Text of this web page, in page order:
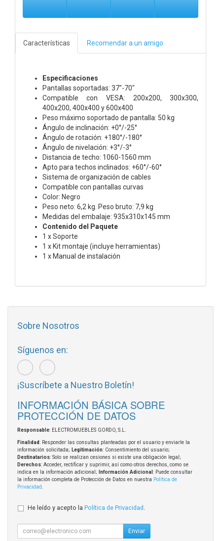
Características Recomendar a un amigo
Especificaciones
Pantallas soportadas: 37"-70"
Compatible con VESA: 200x200, 300x300,
400x200, 400x400 y 600x400
Peso máximo soportado de pantalla: 50 kg
Ángulo de inclinación: +0°/-25°
Ángulo de rotación: +180°/-180°
Ángulo de nivelación: +3°/-3°
Distancia de techo: 1060-1560 mm
Apto para techos inclinados: +60°/-60°
Sistema de organización de cables
Compatible con pantallas curvas
Color: Negro
Peso neto: 6,2 kg. Peso bruto: 7,9 kg
Medidas del embalaje: 935x310x145 mm
Contenido del Paquete
1 x Soporte
1 x Kit montaje (incluye herramientas)
1 x Manual de instalación
Sobre Nosotros
Síguenos en:
¡Suscríbete a Nuestro Boletín!
INFORMACIÓN BÁSICA SOBRE
PROTECCIÓN DE DATOS
Responsable: ELECTROMUEBLES GORDO, S.L.
Finalidad: Responder las consultas planteadas por el usuario y enviarle la
información solicitada; Legitimación: Consentimiento del usuario;
Destinatarios: Solo se realizan cesiones si existe una obligación legal;
Derechos: Acceder, rectificar y suprimir, así como otros derechos, como se
indica en la información adicional;
Información Adicional : Puede consultar
la información completa de Protección de Datos en nuestra Política de
Privacidad
He leído y acepto la Política de Privacidad
Enviar